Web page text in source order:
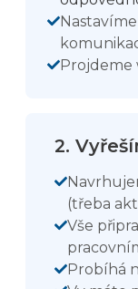
Projdeme
2.
(třeba
Vše
Probíhá